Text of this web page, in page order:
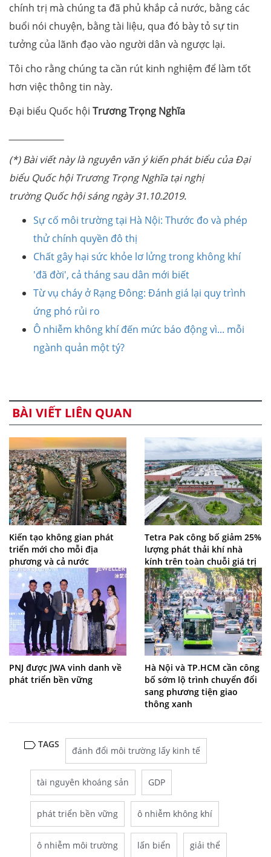
chính trị mà chúng ta đã phủ khắp cả nước, bằng các
buổi nói chuyện, bằng tài liệu, qua đó bày tỏ sự tin
tưởng của lãnh đạo vào người dân và ngược lại.
Tôi cho rằng chúng ta cần rút kinh nghiệm để làm tốt
hơn việc thông tin này.
Đại biểu Quốc hội Trương Trọng Nghĩa
(*) Bài viết này là nguyên văn ý kiến phát biểu của Đại
biểu Quốc hội Trương Trọng Nghĩa tại nghị
trường Quốc hội sáng ngày 31.10.2019.
Sự cố môi trường tại Hà Nội: Thước đo và phép
thử chính quyền đô thị
Chất gây hại sức khỏe lơ lửng trong không khí
'đã đời', cả tháng sau dân mới biết
Từ vụ cháy ở Rạng Đông: Đánh giá lại quy trình
ứng phó rủi ro
Ô nhiễm không khí đến mức báo động vì... mỗi
ngành quản một tý?
BÀI VIẾT LIÊN QUAN
Kiến tạo không gian phát
triển mới cho mỗi địa
phương và cả nước
Tetra Pak công bố giảm 25%
lượng phát thải khí nhà
kính trên toàn chuỗi giá trị
PNJ được JWA vinh danh về
phát triển bền vững
Hà Nội và TP.HCM cần công
bố sớm lộ trình chuyển đổi
sang phương tiện giao
thông xanh
TAGS
đánh đổi môi trường lấy kinh tế
tài nguyên khoáng sản GDP
phát triển bền vững ô nhiễm không khí
ô nhiễm môi trường lấn biển giải thể